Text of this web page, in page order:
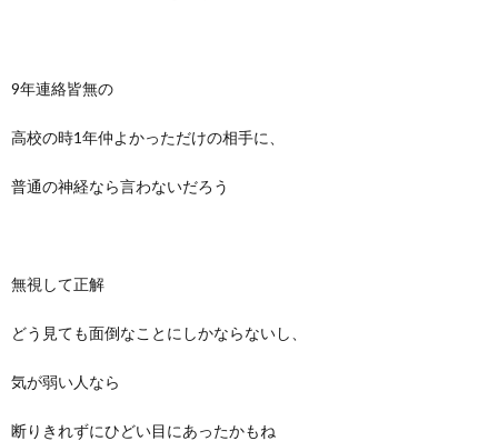
9年連絡皆無の
高校の時1年仲よかっただけの相手に、
普通の神経なら言わないだろう
無視して正解
どう見ても面倒なことにしかならないし、
気が弱い人なら
断りきれずにひどい目にあったかもね